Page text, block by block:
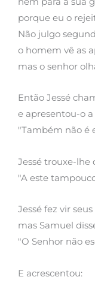
porque eu o
Não julgo
o homem vê as
mas o senhor
Então Jessé
e apresentou-o
"Também não é
Jessé trouxe-lhe
"A este
Jessé fez vir
mas Samuel
"O Senhor não
E acrescentou: